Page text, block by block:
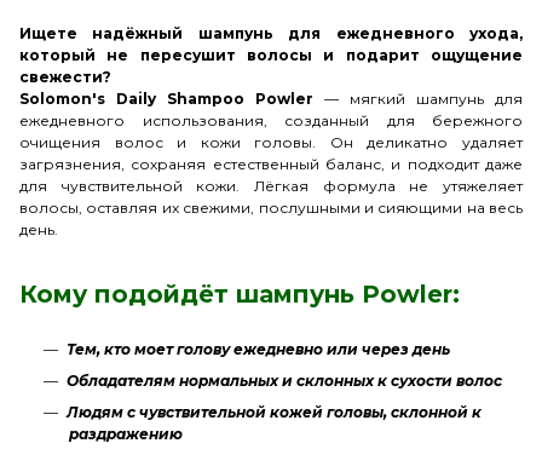
Ищете надёжный шампунь для ежедневного ухода,
который не пересушит волосы и подарит ощущение
свежести?
Solomon's Daily Shampoo Powler — мягкий шампунь для
ежедневного использования, созданный для бережного
очищения волос и кожи головы. Он деликатно удаляет
загрязнения, сохраняя естественный баланс, и подходит даже
для чувствительной кожи. Лёгкая формула не утяжеляет
волосы, оставляя их свежими, послушными и сияющими на весь
день.
Кому подойдёт шампунь Powler:
Тем, кто моет голову ежедневно или через день
Обладателям нормальных и склонных к сухости волос
Людям с чувствительной кожей головы, склонной к
раздражению